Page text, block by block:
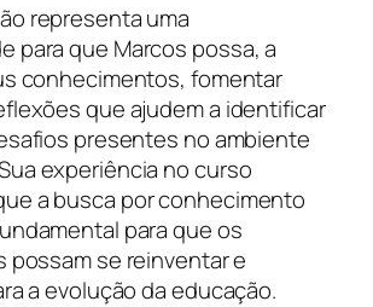
representa uma
para que Marcos possa, a
conhecimentos, fomentar
que ajudem a identificar
presentes no ambiente
experiência no curso
a busca por conhecimento
para que os
possam se reinventar e
a evolução da educação.